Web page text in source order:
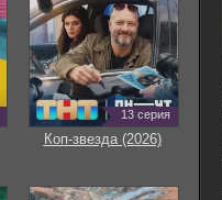
13 серия
Коп-звезда (2026)